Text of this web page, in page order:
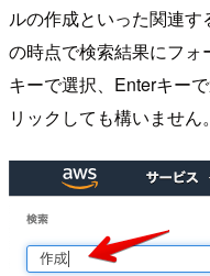
ルの作成といった関連
の時点で検索結果にフ
キーで選択、Enterキー
リックしても構いません。